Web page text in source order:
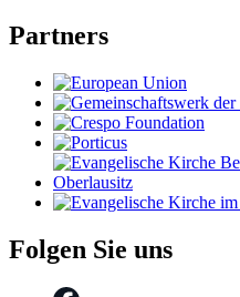
Partners
Folgen Sie uns